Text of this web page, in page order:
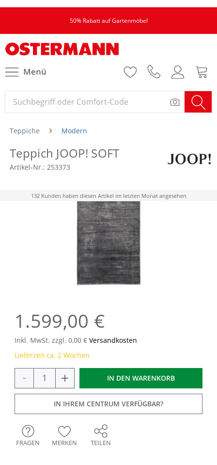
50% Rabatt auf Gartenmöbel
Menü
Teppiche Modern
Teppich JOOP! SOFT
Artikel-Nr.: 253373
132 Kunden haben diesen Artikel im letzten Monat angesehen
1.599,00 €
Inkl. MwSt. zzgl. 0,00 € Versandkosten
Lieferzeit ca. 2 Wochen
- + IN DEN WARENKORB
IN IHREM CENTRUM VERFÜGBAR?
FRAGEN MERKEN TEILEN